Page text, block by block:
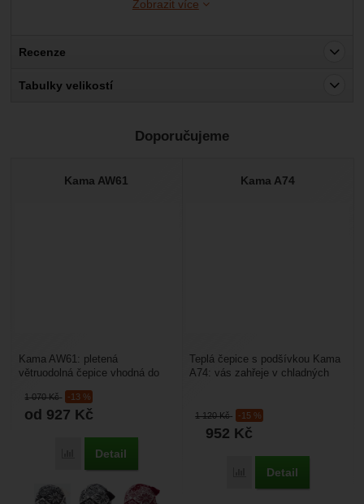
Zobrazit více
Recenze
Nebyla přidána žádná recenze.
Tabulky velikostí
Doporučujeme
Kama AW61
1 070Kč -13 %
od 927 Kč
Porovnat
Detail
Kama AW61: pletená
větruodolná čepice vhodná do
podmínek. Je vyrobena z vlny...
Kama A74
1 120Kč -15 %
952 Kč
Porovnat
Detail
Teplá čepice s podšívkou Kama
A74: vás zahřeje v chladných